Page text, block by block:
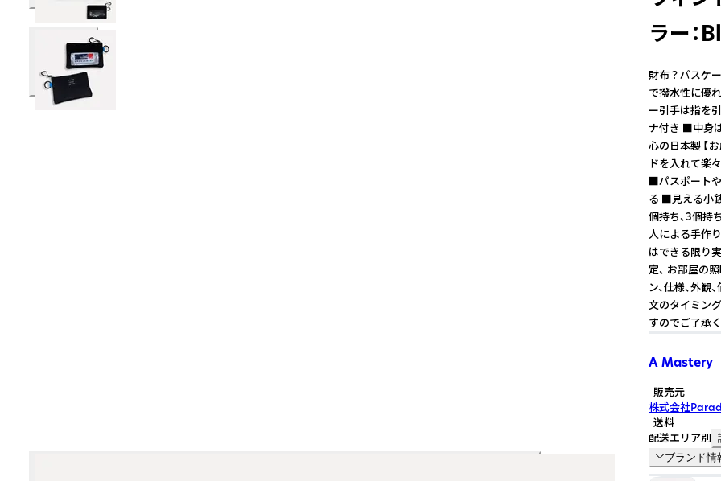
ラー：
財布？パスケ
で撥水性に優
ー引手は指を
ナ付き ■中身
心の日本製 【
ドを入れて楽
■パスポート
る ■見える小
個持ち、3個持
人による手作
はできる限り
定、 お部屋の
ン、仕様、外
文のタイミン
すのでご了承く
A Mastery
販売元
株式会社
送料
配送エリア別
ブランド情